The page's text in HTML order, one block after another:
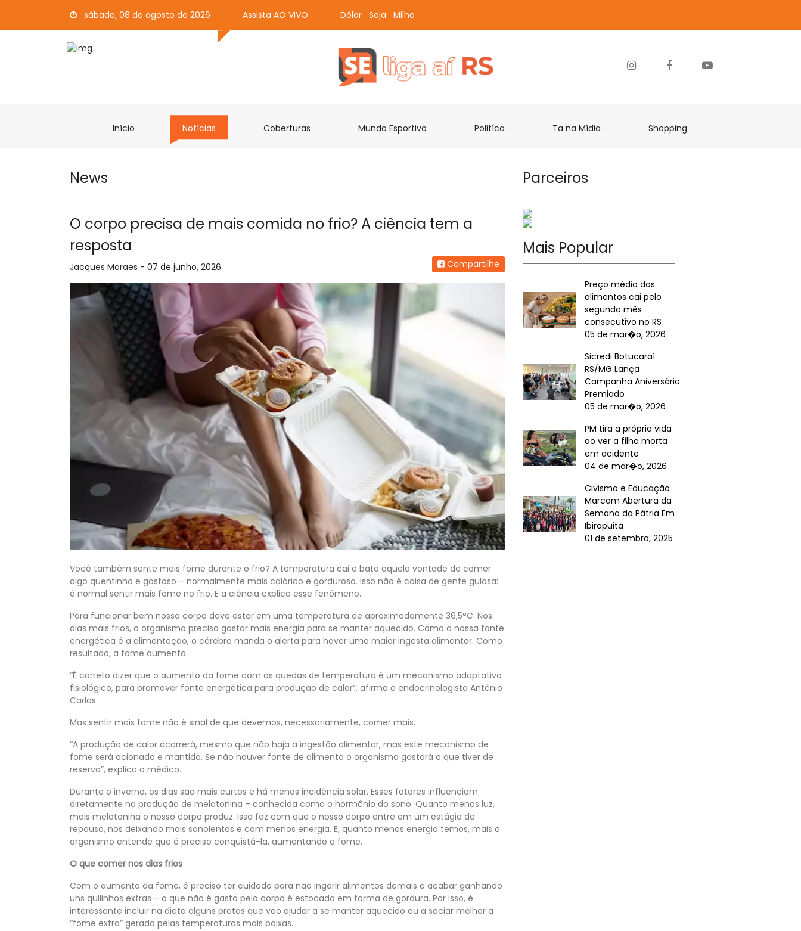
sábado, 08 de agosto de 2026 Assista AO VIVO Dólar Soja Milho
Início Notícias Coberturas Mundo Esportivo Politíca Ta na Mídia Shopping
News
O corpo precisa de mais comida no frio? A ciência tem a
resposta
Jacques Moraes - 07 de junho, 2026 Compartilhe
Você também sente mais fome durante o frio? A temperatura cai e bate aquela vontade de comer
algo quentinho e gostoso – normalmente mais calórico e gorduroso. Isso não é coisa de gente gulosa:
é normal sentir mais fome no frio. E a ciência explica esse fenômeno.
Para funcionar bem nosso corpo deve estar em uma temperatura de aproximadamente 36,5°C. Nos
dias mais frios, o organismo precisa gastar mais energia para se manter aquecido. Como a nossa fonte
energética é a alimentação, o cérebro manda o alerta para haver uma maior ingesta alimentar. Como
resultado, a fome aumenta.
“É correto dizer que o aumento da fome com as quedas de temperatura é um mecanismo adaptativo
fisiológico, para promover fonte energética para produção de calor”, afirma o endocrinologista Antônio
Carlos.
Mas sentir mais fome não é sinal de que devemos, necessariamente, comer mais.
“A produção de calor ocorrerá, mesmo que não haja a ingestão alimentar, mas este mecanismo de
fome será acionado e mantido. Se não houver fonte de alimento o organismo gastará o que tiver de
reserva”, explica o médico.
Durante o inverno, os dias são mais curtos e há menos incidência solar. Esses fatores influenciam
diretamente na produção de melatonina – conhecida como o hormônio do sono. Quanto menos luz,
mais melatonina o nosso corpo produz. Isso faz com que o nosso corpo entre em um estágio de
repouso, nos deixando mais sonolentos e com menos energia. E, quanto menos energia temos, mais o
organismo entende que é preciso conquistá-la, aumentando a fome.
O que comer nos dias frios
Com o aumento da fome, é preciso ter cuidado para não ingerir alimentos demais e acabar ganhando
uns quilinhos extras – o que não é gasto pelo corpo é estocado em forma de gordura. Por isso, é
interessante incluir na dieta alguns pratos que vão ajudar a se manter aquecido ou a saciar melhor a
“fome extra” gerada pelas temperaturas mais baixas.
Parceiros
Mais Popular
Preço médio dos
alimentos cai pelo
segundo mês
consecutivo no RS
05 de mar�o, 2026
Sicredi Botucaraí
RS/MG Lança
Campanha Aniversário
Premiado
05 de mar�o, 2026
PM tira a própria vida
ao ver a filha morta
em acidente
04 de mar�o, 2026
Civismo e Educação
Marcam Abertura da
Semana da Pátria Em
Ibirapuitã
01 de setembro, 2025